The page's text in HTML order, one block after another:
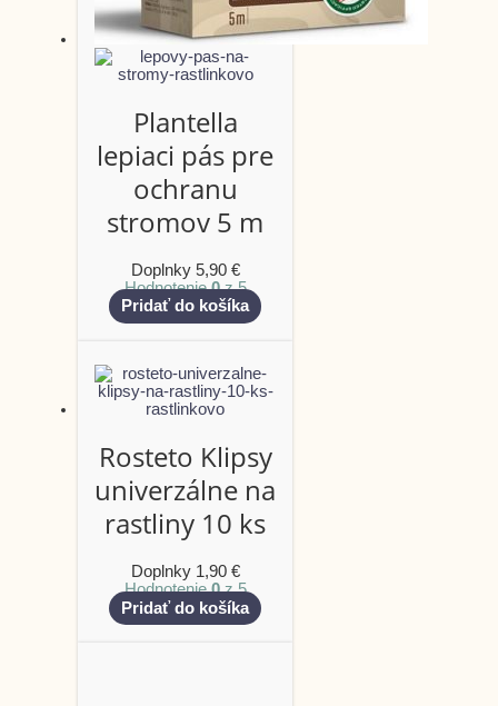
Plantella
lepiaci pás pre
ochranu
stromov 5 m
Doplnky 5,90 €
Hodnotenie0z 5
Pridať do košíka
Rosteto Klipsy
univerzálne na
rastliny 10 ks
Doplnky 1,90 €
Hodnotenie0z 5
Pridať do košíka